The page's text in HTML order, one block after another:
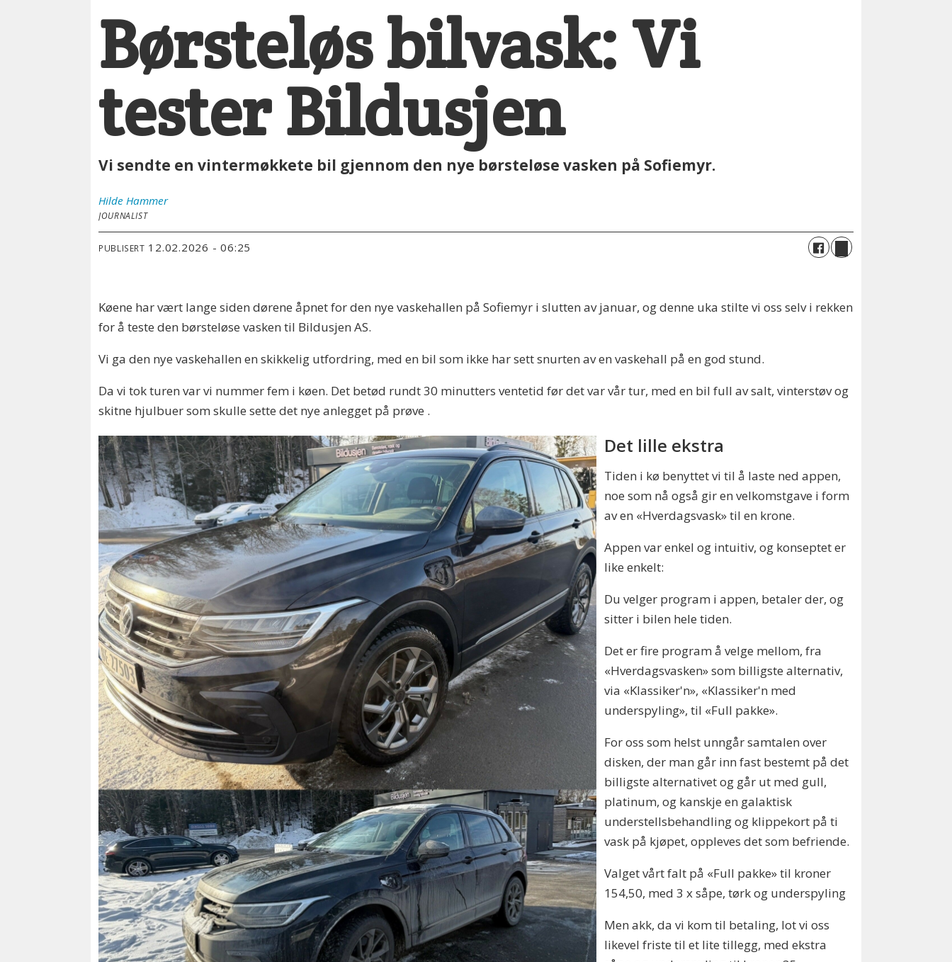
Børsteløs bilvask: Vi
tester Bildusjen
Vi sendte en vintermøkkete bil gjennom den nye børsteløse vasken på Sofiemyr.
Hilde Hammer
JOURNALIST
PUBLISERT 12.02.2026 - 06:25
Køene har vært lange siden dørene åpnet for den nye vaskehallen på Sofiemyr i slutten av januar, og denne uka stilte vi oss selv i rekken
for å teste den børsteløse vasken til Bildusjen AS.
Vi ga den nye vaskehallen en skikkelig utfordring, med en bil som ikke har sett snurten av en vaskehall på en god stund.
Da vi tok turen var vi nummer fem i køen. Det betød rundt 30 minutters ventetid før det var vår tur, med en bil full av salt, vinterstøv og
skitne hjulbuer som skulle sette det nye anlegget på prøve .
Det lille ekstra
Tiden i kø benyttet vi til å laste ned appen,
noe som nå også gir en velkomstgave i form
av en «Hverdagsvask» til en krone.
Appen var enkel og intuitiv, og konseptet er
like enkelt:
Du velger program i appen, betaler der, og
sitter i bilen hele tiden.
Det er fire program å velge mellom, fra
«Hverdagsvasken» som billigste alternativ,
via «Klassiker'n», «Klassiker'n med
underspyling», til «Full pakke».
For oss som helst unngår samtalen over
disken, der man går inn fast bestemt på det
billigste alternativet og går ut med gull,
platinum, og kanskje en galaktisk
understellsbehandling og klippekort på ti
vask på kjøpet, oppleves det som befriende.
Valget vårt falt på «Full pakke» til kroner
154,50, med 3 x såpe, tørk og underspyling
Men akk, da vi kom til betaling, lot vi oss
likevel friste til et lite tillegg, med ekstra